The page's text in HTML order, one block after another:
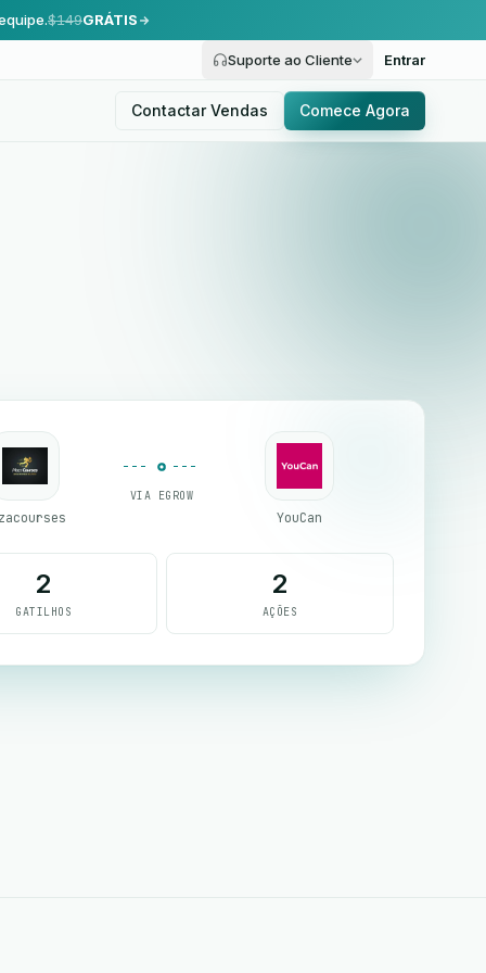
$149GRÁTIS
Suporte ao Cliente Entrar
Contactar Vendas Comece Agora
VIA EGROW
YouCan
2
GATILHOS
2
AÇÕES